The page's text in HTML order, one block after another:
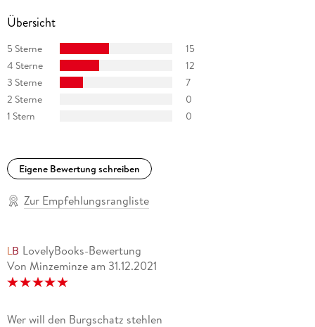
Übersicht
5 Sterne
15
4 Sterne
12
3 Sterne
7
2 Sterne
0
1 Stern
0
Eigene Bewertung schreiben
Zur Empfehlungsrangliste
LovelyBooks-Bewertung
Von Minzeminze am 31.12.2021
Wer will den Burgschatz stehlen